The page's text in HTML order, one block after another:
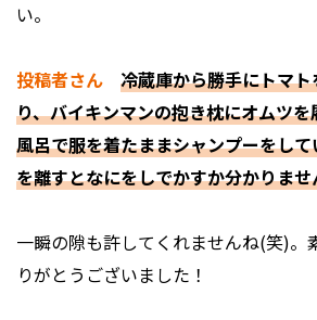
い。
投稿者さん
冷蔵庫から勝手にトマ
り、バイキンマンの抱き枕にオムツ
風呂で服を着たままシャンプーをし
を離すとなにをしでかすか分かりま
――一瞬の隙も許してくれませんね(笑)
りがとうございました！